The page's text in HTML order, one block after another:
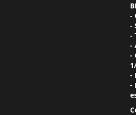
-
-
-
-
-
-
-